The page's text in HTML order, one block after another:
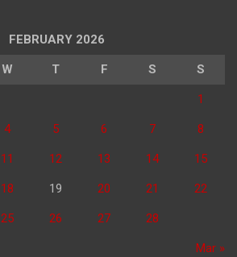
FEBRUARY 2026
W T F S S
1
4 5 6 7 8
11 12 13 14 15
18 19 20 21 22
25 26 27 28
Mar »